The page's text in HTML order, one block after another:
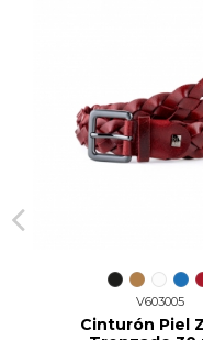
V603005
Cinturón Piel